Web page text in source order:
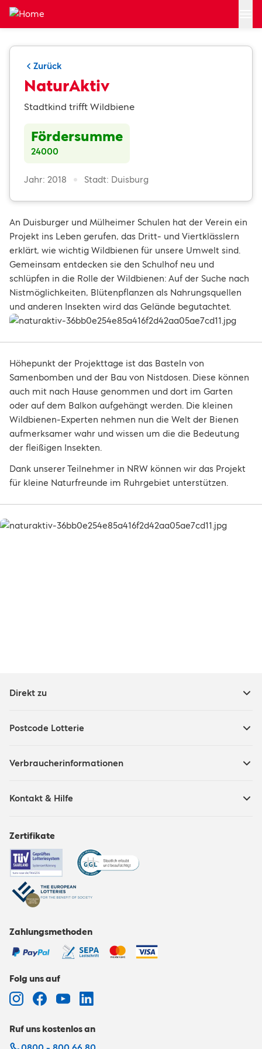
Zum Hauptinhalt springen
Zurück
NaturAktiv
Stadtkind trifft Wildbiene
Fördersumme
24000
Jahr: 2018 Stadt: Duisburg
An Duisburger und Mülheimer Schulen hat der Verein ein
Projekt ins Leben gerufen, das Dritt- und Viertklässlern
erklärt, wie wichtig Wildbienen für unsere Umwelt sind.
Gemeinsam entdecken sie den Schulhof neu und
schlüpfen in die Rolle der Wildbienen: Auf der Suche nach
Nistmöglichkeiten, Blütenpflanzen als Nahrungsquellen
und anderen Insekten wird das Gelände begutachtet.
Höhepunkt der Projekttage ist das Basteln von
Samenbomben und der Bau von Nistdosen. Diese können
auch mit nach Hause genommen und dort im Garten
oder auf dem Balkon aufgehängt werden. Die kleinen
Wildbienen-Experten nehmen nun die Welt der Bienen
aufmerksamer wahr und wissen um die die Bedeutung
der fleißigen Insekten.
Dank unserer Teilnehmer in NRW können wir das Projekt
für kleine Naturfreunde im Ruhrgebiet unterstützen.
Direkt zu
Postcode Lotterie
Verbraucherinformationen
Kontakt & Hilfe
Zertifikate
Zahlungsmethoden
Folg uns auf
Ruf uns kostenlos an